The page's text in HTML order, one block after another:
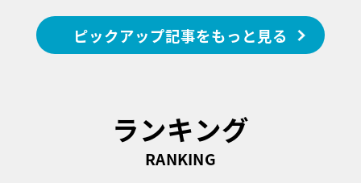
ピックアップ記事をもっと見る
ランキング
RANKING